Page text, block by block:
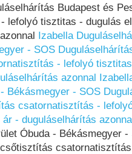
Budapest és
lefolyó tisztitas - dugulás
Izabella
- SOS
- lefolyó
azonnal
Békásmegyer - SOS
csatornatisztítás -
- duguláselhárítás
Óbuda - Békásmegyer